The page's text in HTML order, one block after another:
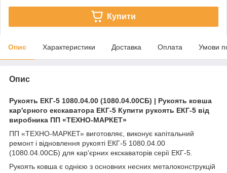
Купити
Опис Характеристики Доставка Оплата Умови
Опис
Рукоять ЕКГ-5 1080.04.00 (1080.04.00СБ) | Рукоять ковша
кар'єрного екскаватора ЕКГ-5 Купити рукоять ЕКГ-5 від
виробника ПП «ТЕХНО-МАРКЕТ»
ПП «ТЕХНО-МАРКЕТ» виготовляє, виконує капітальний
ремонт і відновлення рукояті ЕКГ-5 1080.04.00
(1080.04.00СБ) для кар'єрних екскаваторів серії ЕКГ-5.
Рукоять ковша є однією з основних несних металоконструкцій